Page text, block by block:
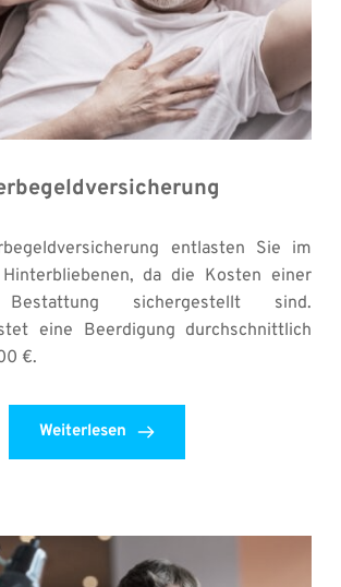
entlasten Sie im
da die Kosten einer
Bestattung sichergestellt sind.
eine Beerdigung durchschnittlich
€.
Weiterlesen